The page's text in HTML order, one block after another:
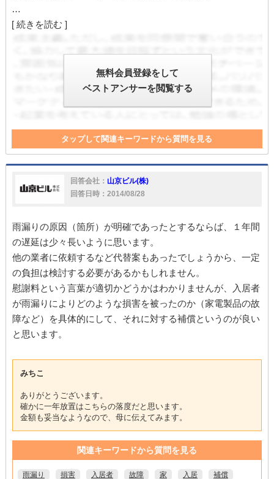
…
[ 続きを読む ]
無料会員登録をして
ベストアンサーを閲覧する
タップして関連キーワードから質問を見る
雨漏り 賃貸借契約 入居者 被害 入居
賃貸借
回答会社： 山京ビル(株)
回答日時：2014/08/28
雨漏りの原因（箇所）が明確であったとするならば、１年間
の遅延は少々長いように思います。
他の業者に依頼するなど代替案もあったでしょうから、一定
の負担は検討する必要があるかもしれません。
慰謝料という言葉が適切かどうかはわかりませんが、入居者
が雨漏りによりどのような損害を被ったのか（家電製品の故
障など）を具体的にして、それに対する補償というのが良い
と思います。
みちこ
ありがとうございます。
確かに一年放置はこちらの落度だと思います。
金額も妥当なようなので、母に伝えてみます。
関連キーワードから質問を見る
雨漏り 損害 入居者 故障 家 入居
補償